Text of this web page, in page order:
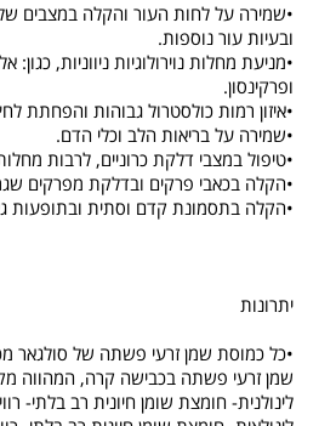
•שמירה על לחות העור והקלה במצבים
ובעיות עור נוספות.
•מניעת מחלות נוירולוגיות ניווניות,
ופרקינסון.
•איזון רמות כולסטרול גבוהות והפחתת
•שמירה על בריאות הלב וכלי הדם.
•טיפול במצבי דלקת כרוניים, לרבות
•הקלה בכאבי פרקים ובדלקת מפרקים
•הקלה בתסמונת קדם וסתית ובתופעות
יתרונות
שמן זרעי פשתה בכבישה קרה, המהווה
לינולנית- חומצת שומן חיונית רב בלתי-